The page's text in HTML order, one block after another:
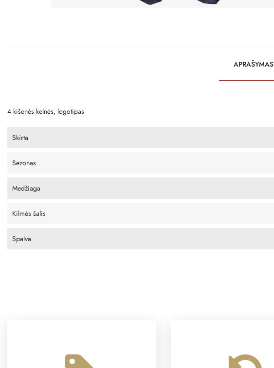
APRAŠYMAS
4 kišenės kelnės, logotipas
Skirta
Sezonas
Medžiaga
Kilmės šalis
Spalva